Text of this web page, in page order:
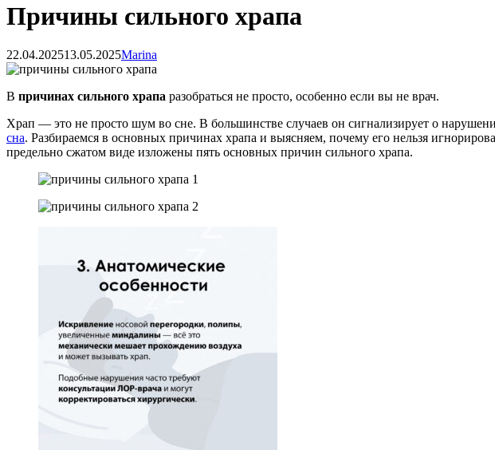
Причины сильного храпа
22.04.202513.05.2025Marina
Навигация
по
записям
В причинах сильного храпа разобраться не просто, особенно если вы не врач.
Храп — это не просто шум во сне. В большинстве случаев он сигнализирует о
сна. Разбираемся в основных причинах храпа и выясняем, почему его нельзя
предельно сжатом виде изложены пять основных причин сильного храпа.